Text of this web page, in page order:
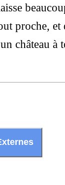
proche,
château à